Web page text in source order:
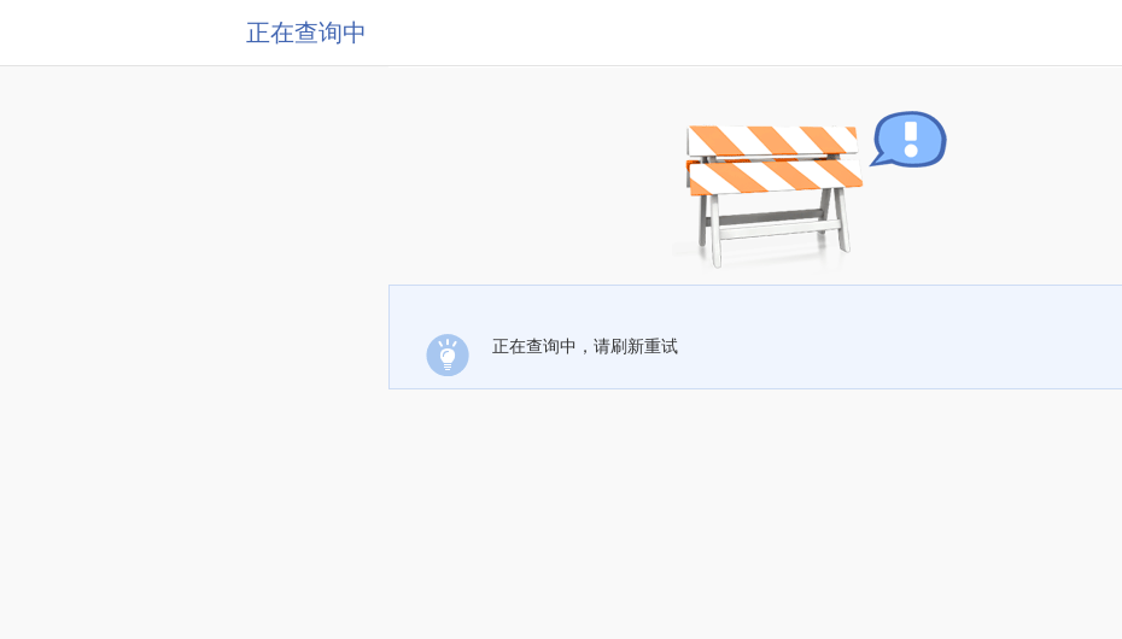
正在查询中
正在查询中，请刷新重试